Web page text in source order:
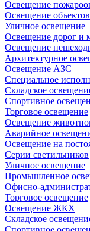
Освещение
Освещение
Уличное освещение
Освещение дорог и
Освещение
Архитектурное
Освещение АЗС
Специальное
Складское
Спортивное
Торговое освещение
Освещение
Аварийное
Освещение на
Серии светильников
Уличное освещение
Промышленное
Офисно-
Торговое освещение
Освещение ЖКХ
Складское